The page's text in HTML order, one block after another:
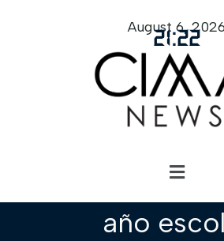
21:22
August 6, 2026
año